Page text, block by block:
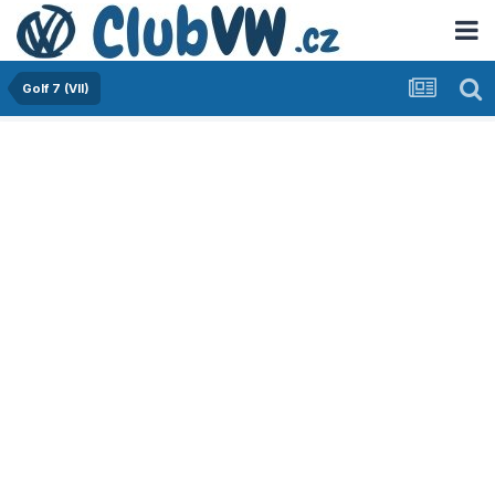
Golf 7 (VII)